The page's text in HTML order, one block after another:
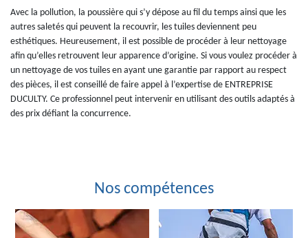
Avec la pollution, la poussière qui s’y dépose au fil du temps ainsi que les
autres saletés qui peuvent la recouvrir, les tuiles deviennent peu
esthétiques. Heureusement, il est possible de procéder à leur nettoyage
afin qu’elles retrouvent leur apparence d’origine. Si vous voulez procéder à
un nettoyage de vos tuiles en ayant une garantie par rapport au respect
des pièces, il est conseillé de faire appel à l’expertise de ENTREPRISE
DUCULTY. Ce professionnel peut intervenir en utilisant des outils adaptés à
des prix défiant la concurrence.
Nos compétences